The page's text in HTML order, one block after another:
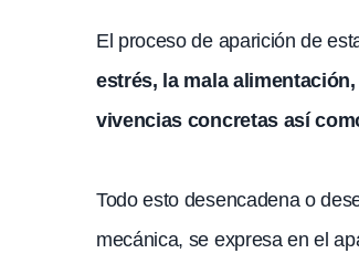
El proceso de aparición de
estrés, la mala
vivencias concretas así
Todo esto desencadena o
mecánica, se expresa en el